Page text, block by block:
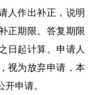
人作出补正，说明
正期限。答复期限
日起计算。申请人
视为放弃申请，本
申请。